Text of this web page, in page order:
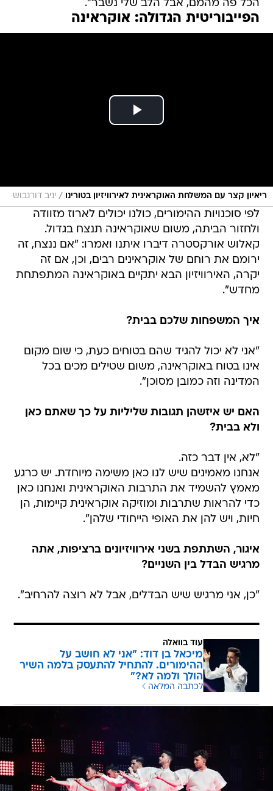
הכל פה מהמם, אבל הלב שלי נשבר".
הפייבוריטית הגדולה: אוקראינה
ריאיון קצר עם המשלחת האוקראינית לאירוויזיון בטורינו / יניב דורנבוש
לפי סוכנויות ההימורים, כולנו יכולים לארוז מזוודה
ולחזור הביתה, משום שאוקראינה תנצח בגדול.
קאלוש אורקסטרה דיברו איתנו ואמרו: "אם ננצח, זה
ירומם את רוחם של אוקראינים רבים, וכן, אם זה
יקרה, האירוויזיון הבא יתקיים באוקראינה המתפתחת
מחדש".
איך המשפחות שלכם בבית?
"אני לא יכול להגיד שהם בטוחים כעת, כי שום מקום
אינו בטוח באוקראינה, משום שטילים מכים בכל
המדינה וזה כמובן מסוכן".
האם יש איזשהן תגובות שליליות על כך שאתם כאן
ולא בבית?
"לא, אין דבר כזה.
אנחנו מאמינים שיש לנו כאן משימה מיוחדת. יש כרגע
מאמץ להשמיד את התרבות האוקראינית ואנחנו כאן
כדי להראות שתרבות ומוזיקה אוקראינית קיימות, הן
חיות, ויש להן את האופי הייחודי שלהן".
איגור, השתתפת בשני אירוויזיונים ברציפות, אתה
מרגיש הבדל בין השניים?
"כן, אני מרגיש שיש הבדלים, אבל לא רוצה להרחיב".
עוד בוואלה
מיכאל בן דוד: "אני לא חושב על
ההימורים. להתחיל להתעסק בלמה השיר
הולך ולמה לא?"
לכתבה המלאה